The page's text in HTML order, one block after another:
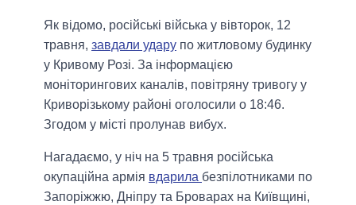
Як відомо, російські війська у вівторок, 12
травня, завдали удару по житловому будинку
у Кривому Розі. За інформацією
моніторингових каналів, повітряну тривогу у
Криворізькому районі оголосили о 18:46.
Згодом у місті пролунав вибух.
Нагадаємо, у ніч на 5 травня російська
окупаційна армія вдарила безпілотниками по
Запоріжжю, Дніпру та Броварах на Київщині,